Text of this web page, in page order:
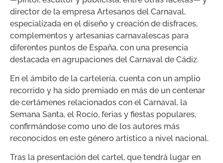
director de la empresa Artesanos del Carnaval,
especializada en el diseño y creación de disfraces,
complementos y artesanías carnavalescas para
diferentes puntos de España, con una presencia
destacada en agrupaciones del Carnaval de Cádiz.
En el ámbito de la cartelería, cuenta con un amplio
recorrido y ha sido premiado en más de un centenar
de certámenes relacionados con el Carnaval, la
Semana Santa, el Rocío, ferias y fiestas populares,
confirmándose como uno de los autores más
reconocidos en este género artístico a nivel nacional.
Tras la presentación del cartel, que tendrá lugar en